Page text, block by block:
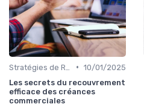
• 10/01/2025
Les secrets du recouvrement
efficace des créances
commerciales